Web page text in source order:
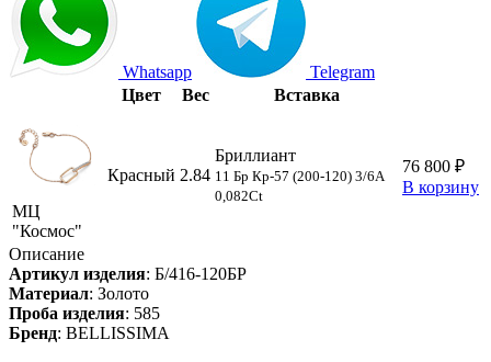
Whatsapp
Telegram
Цвет
Вес Вставка
МЦ
"Космос"
Красный 2.84
Бриллиант
11 Бр Кр-57 (200-120) 3/6А
0,082Ct
76 800 ₽
В корзину
Описание
Артикул изделия: Б/416-120БР
Материал: Золото
Проба изделия: 585
Бренд: BELLISSIMA